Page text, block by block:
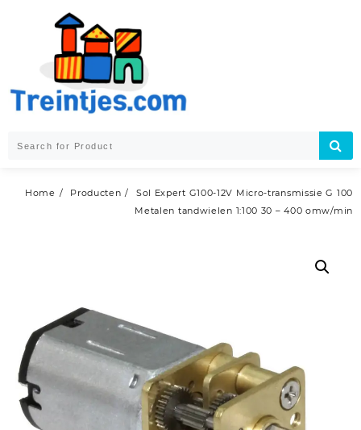
Home Producten
Sol Expert G100-12V Micro-transmissie G 100
Metalen tandwielen 1:100 30 – 400 omw/min